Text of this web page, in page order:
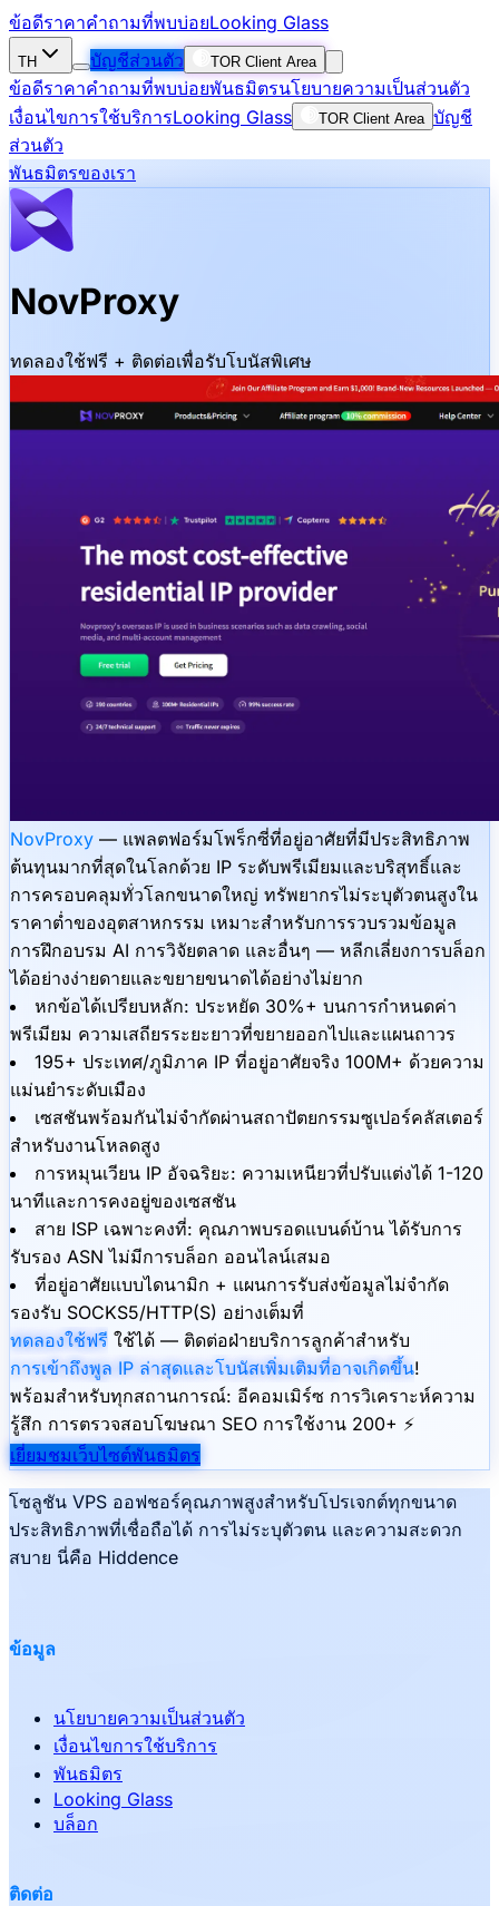
ข้อดีราคาคำถามที่พบบ่อยLooking Glass
TH บัญชีส่วนตัว TOR Client Area
ข้อดีราคาคำถามที่พบบ่อยพันธมิตรนโยบายความเป็นส่วนตัว
เงื่อนไขการใช้บริการLooking Glass TOR Client Area บัญชี
ส่วนตัว
พันธมิตรของเรา
NovProxy
ทดลองใช้ฟรี + ติดต่อเพื่อรับโบนัสพิเศษ
NovProxy — แพลตฟอร์มโพร็กซี่ที่อยู่อาศัยที่มีประสิทธิภาพ
ต้นทุนมากที่สุดในโลกด้วย IP ระดับพรีเมียมและบริสุทธิ์และ
การครอบคลุมทั่วโลกขนาดใหญ่ ทรัพยากรไม่ระบุตัวตนสูงใน
ราคาต่ำของอุตสาหกรรม เหมาะสำหรับการรวบรวมข้อมูล
การฝึกอบรม AI การวิจัยตลาด และอื่นๆ — หลีกเลี่ยงการบล็อก
ได้อย่างง่ายดายและขยายขนาดได้อย่างไม่ยาก
หกข้อได้เปรียบหลัก: ประหยัด 30%+ บนการกำหนดค่า
พรีเมียม ความเสถียรระยะยาวที่ขยายออกไปและแผนถาวร
195+ ประเทศ/ภูมิภาค IP ที่อยู่อาศัยจริง 100M+ ด้วยความ
แม่นยำระดับเมือง
เซสชันพร้อมกันไม่จำกัดผ่านสถาปัตยกรรมซูเปอร์คลัสเตอร์
สำหรับงานโหลดสูง
การหมุนเวียน IP อัจฉริยะ: ความเหนียวที่ปรับแต่งได้ 1-120
นาทีและการคงอยู่ของเซสชัน
สาย ISP เฉพาะคงที่: คุณภาพบรอดแบนด์บ้าน ได้รับการ
รับรอง ASN ไม่มีการบล็อก ออนไลน์เสมอ
ที่อยู่อาศัยแบบไดนามิก + แผนการรับส่งข้อมูลไม่จำกัด
รองรับ SOCKS5/HTTP(S) อย่างเต็มที่
ทดลองใช้ฟรี ใช้ได้ — ติดต่อฝ่ายบริการลูกค้าสำหรับ
การเข้าถึงพูล IP ล่าสุดและโบนัสเพิ่มเติมที่อาจเกิดขึ้น!
พร้อมสำหรับทุกสถานการณ์: อีคอมเมิร์ซ การวิเคราะห์ความ
รู้สึก การตรวจสอบโฆษณา SEO การใช้งาน 200+ ⚡
เยี่ยมชมเว็บไซต์พันธมิตร
โซลูชัน VPS ออฟชอร์คุณภาพสูงสำหรับโปรเจกต์ทุกขนาด
ประสิทธิภาพที่เชื่อถือได้ การไม่ระบุตัวตน และความสะดวก
สบาย นี่คือ Hiddence
ข้อมูล
นโยบายความเป็นส่วนตัว
เงื่อนไขการใช้บริการ
พันธมิตร
Looking Glass
บล็อก
ติดต่อ